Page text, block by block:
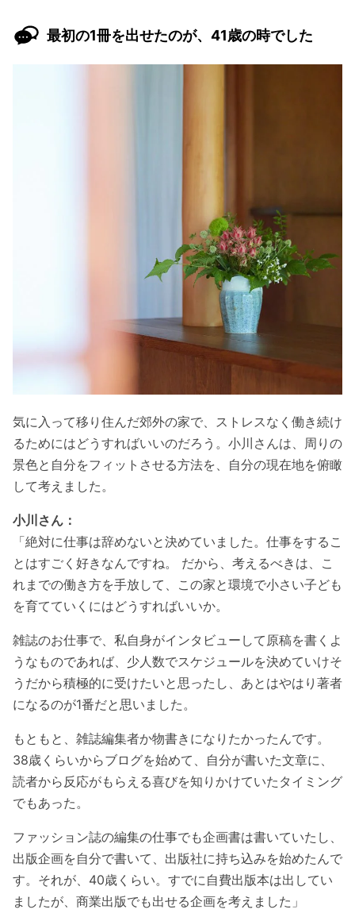
最初の1冊を出せたのが、41歳の時でした
気に入って移り住んだ郊外の家で、ストレスなく働き続け
るためにはどうすればいいのだろう。小川さんは、周りの
景色と自分をフィットさせる方法を、自分の現在地を俯瞰
して考えました。
小川さん：
「絶対に仕事は辞めないと決めていました。仕事をするこ
とはすごく好きなんですね。 だから、考えるべきは、こ
れまでの働き方を手放して、この家と環境で小さい子ども
を育てていくにはどうすればいいか。
雑誌のお仕事で、私自身がインタビューして原稿を書くよ
うなものであれば、少人数でスケジュールを決めていけそ
うだから積極的に受けたいと思ったし、あとはやはり著者
になるのが1番だと思いました。
もともと、雑誌編集者か物書きになりたかったんです。
38歳くらいからブログを始めて、自分が書いた文章に、
読者から反応がもらえる喜びを知りかけていたタイミング
でもあった。
ファッション誌の編集の仕事でも企画書は書いていたし、
出版企画を自分で書いて、出版社に持ち込みを始めたんで
す。それが、40歳くらい。すでに自費出版本は出してい
ましたが、商業出版でも出せる企画を考えました」